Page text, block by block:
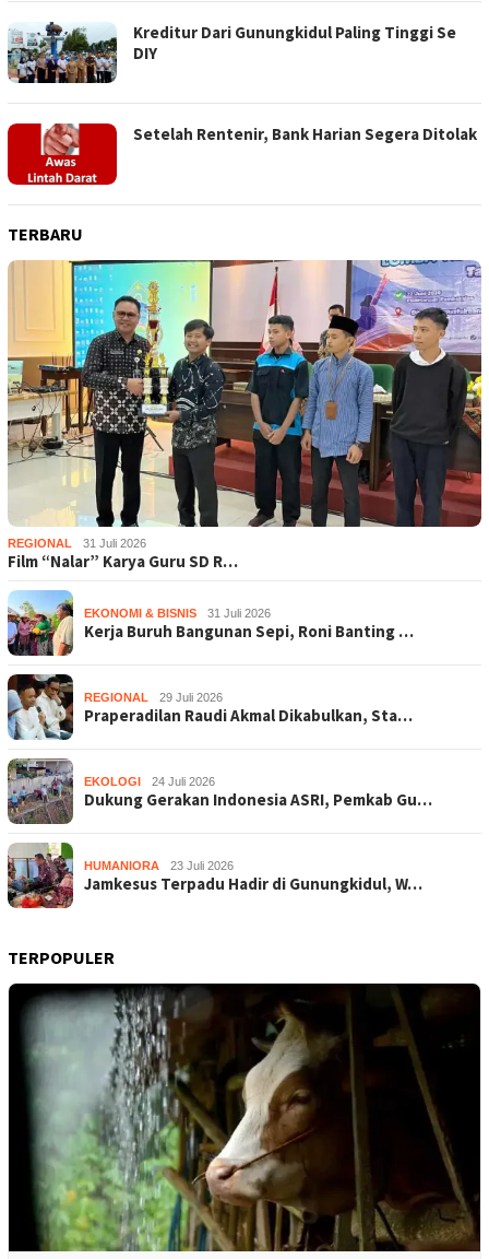
Kreditur Dari Gunungkidul Paling Tinggi Se
DIY
Setelah Rentenir, Bank Harian Segera Ditolak
TERBARU
REGIONAL 31 Juli 2026
Film “Nalar” Karya Guru SD R…
EKONOMI & BISNIS 31 Juli 2026
Kerja Buruh Bangunan Sepi, Roni Banting …
REGIONAL 29 Juli 2026
Praperadilan Raudi Akmal Dikabulkan, Sta…
EKOLOGI 24 Juli 2026
Dukung Gerakan Indonesia ASRI, Pemkab Gu…
HUMANIORA 23 Juli 2026
Jamkesus Terpadu Hadir di Gunungkidul, W…
TERPOPULER